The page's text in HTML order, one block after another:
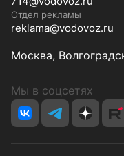
Отдел рекламы
reklama@vodovoz.ru
Москва,
Мы в соцсетях